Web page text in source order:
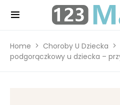
Home Choroby U Dziecka
podgorączkowy u dziecka –